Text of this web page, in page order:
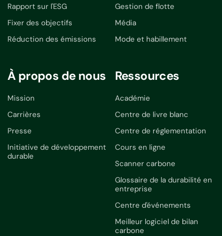
Rapport sur l'ESG
Fixer des objectifs
Réduction des émissions
Gestion de flotte
Média
Mode et habillement
À propos de nous
Mission
Carrières
Presse
Initiative de développement
durable
Ressources
Académie
Centre de livre blanc
Centre de réglementation
Cours en ligne
Scanner carbone
Glossaire de la durabilité en
entreprise
Centre d'événements
Meilleur logiciel de bilan
carbone